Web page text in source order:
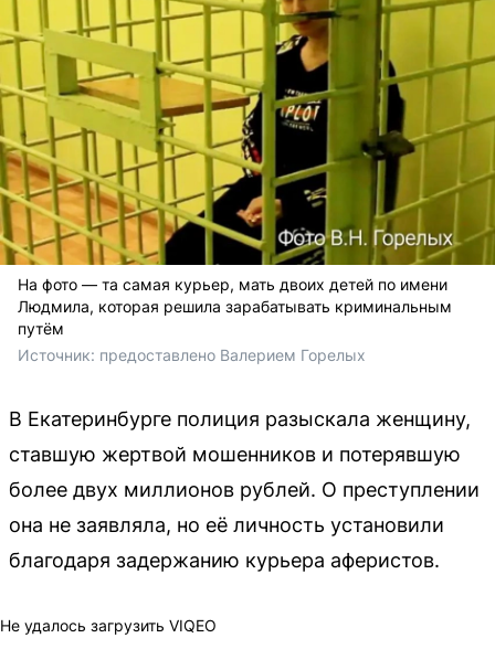
На фото — та самая курьер, мать двоих детей по имени
Людмила, которая решила зарабатывать криминальным
путём
Источник: предоставлено Валерием Горелых
В Екатеринбурге полиция разыскала женщину,
ставшую жертвой мошенников и потерявшую
более двух миллионов рублей. О преступлении
она не заявляла, но её личность установили
благодаря задержанию курьера аферистов.
Не удалось загрузить VIQEO